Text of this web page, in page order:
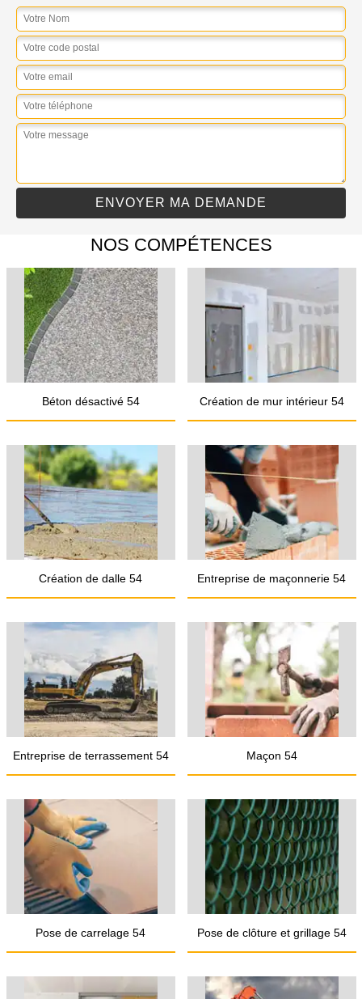
NOS COMPÉTENCES
Béton désactivé 54 Création de mur intérieur 54
Création de dalle 54 Entreprise de maçonnerie 54
Entreprise de terrassement 54 Maçon 54
Pose de carrelage 54 Pose de clôture et grillage 54